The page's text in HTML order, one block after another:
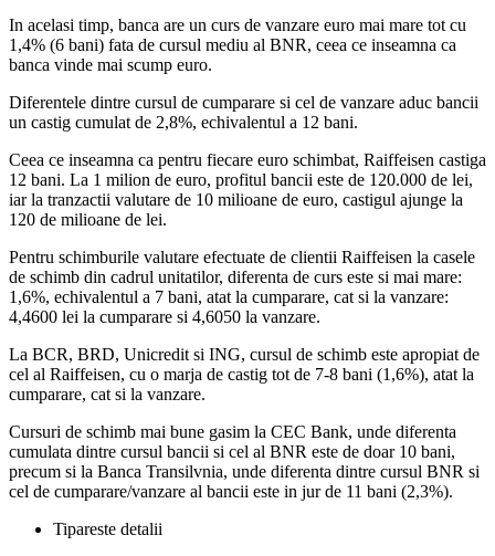
In acelasi timp, banca are un curs de vanzare euro mai mare tot cu
1,4% (6 bani) fata de cursul mediu al BNR, ceea ce inseamna ca
banca vinde mai scump euro.
Diferentele dintre cursul de cumparare si cel de vanzare aduc bancii
un castig cumulat de 2,8%, echivalentul a 12 bani.
Ceea ce inseamna ca pentru fiecare euro schimbat, Raiffeisen castiga
12 bani. La 1 milion de euro, profitul bancii este de 120.000 de lei,
iar la tranzactii valutare de 10 milioane de euro, castigul ajunge la
120 de milioane de lei.
Pentru schimburile valutare efectuate de clientii Raiffeisen la casele
de schimb din cadrul unitatilor, diferenta de curs este si mai mare:
1,6%, echivalentul a 7 bani, atat la cumparare, cat si la vanzare:
4,4600 lei la cumparare si 4,6050 la vanzare.
La BCR, BRD, Unicredit si ING, cursul de schimb este apropiat de
cel al Raiffeisen, cu o marja de castig tot de 7-8 bani (1,6%), atat la
cumparare, cat si la vanzare.
Cursuri de schimb mai bune gasim la CEC Bank, unde diferenta
cumulata dintre cursul bancii si cel al BNR este de doar 10 bani,
precum si la Banca Transilvnia, unde diferenta dintre cursul BNR si
cel de cumparare/vanzare al bancii este in jur de 11 bani (2,3%).
Tipareste detalii